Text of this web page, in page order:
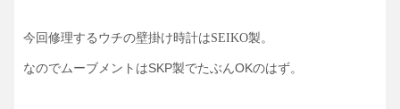
今回修理するウチの壁掛け時計はSEIKO製。
なのでムーブメントはSKP製でたぶんOKのはず。